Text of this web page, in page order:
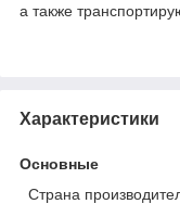
а также
Характеристики
Основные
Страна